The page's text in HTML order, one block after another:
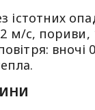
істотних
м/с, пориви,
вночі